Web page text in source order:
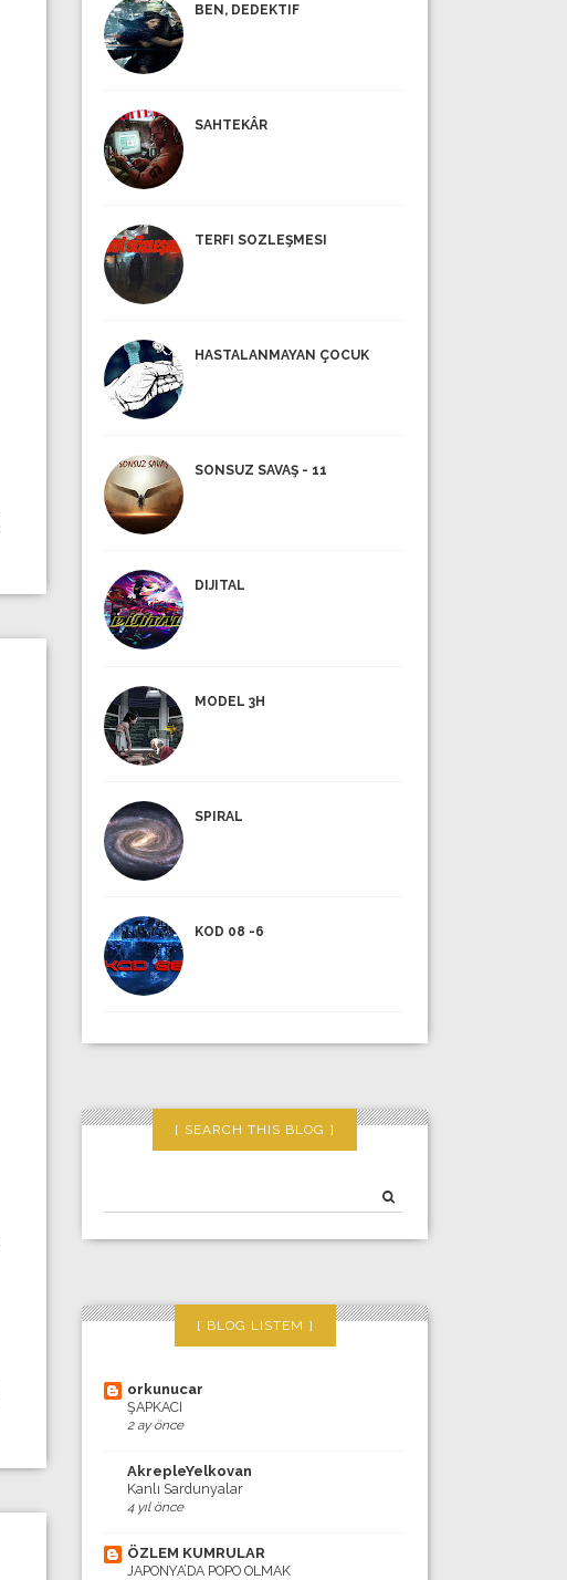
BEN, DEDEKTIF
SAHTEKÂR
TERFI SOZLEŞMESI
HASTALANMAYAN ÇOCUK
SONSUZ SAVAŞ - 11
DIJITAL
MODEL 3H
SPIRAL
KOD 08 -6
SEARCH THIS BLOG
BLOG LISTEM
orkunucar
ŞAPKACI
2 ay önce
AkrepleYelkovan
Kanlı Sardunyalar
4 yıl önce
ÖZLEM KUMRULAR
JAPONYA’DA POPO OLMAK